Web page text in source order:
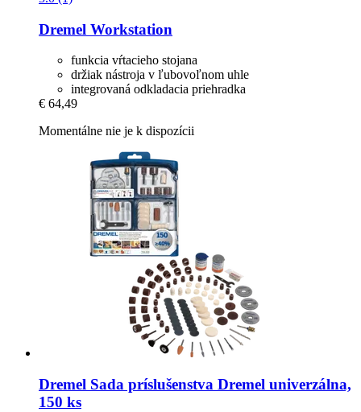
Dremel Workstation
funkcia vŕtacieho stojana
držiak nástroja v ľubovoľnom uhle
integrovaná odkladacia priehradka
€ 64,49
Momentálne nie je k dispozícii
Dremel Sada príslušenstva Dremel univerzálna,
150 ks